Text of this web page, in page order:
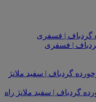
| فسفری
گردباف | سفید ملانژ راه